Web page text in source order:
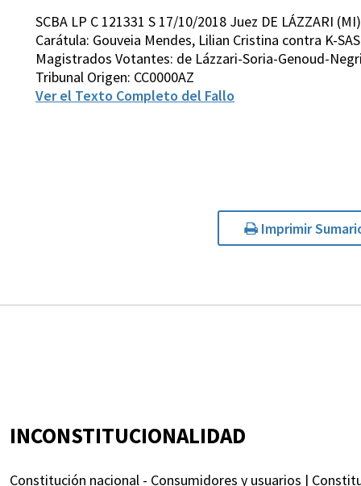
SCBA LP C 121331 S 17/10/2018 Juez DE LÁZZARI (MI)
Carátula: Gouveia Mendes, Lilian Cristina contra K-
Magistrados Votantes: de Lázzari-Soria-Genoud-
Tribunal Origen: CC0000AZ
Ver el Texto Completo del Fallo
Imprimir
INCONSTITUCIONALIDAD
Constitución nacional - Consumidores y usuarios |